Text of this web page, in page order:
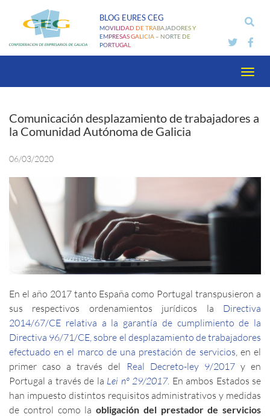
contenido
BLOG EURES CEG
MOVILIDAD DE TRABAJADORES Y
EMPRESAS GALICIA – NORTE DE
PORTUGAL
Comunicación desplazamiento de trabajadores a
la Comunidad Autónoma de Galicia
06/03/2020
En el año 2017 tanto España como Portugal transpusieron a
sus respectivos ordenamientos jurídicos la Directiva
2014/67/CE relativa a la garantía de cumplimiento de la
Directiva 96/71/CE, sobre el desplazamiento de trabajadores
efectuado en el marco de una prestación de servicios, en el
primer caso a través del
Real Decreto-ley 9/2017y en
Portugal a través de la Lei nº 29/2017. En ambos Estados se
han impuesto distintos requisitos administrativos y medidas
de control como la obligación del prestador de servicios